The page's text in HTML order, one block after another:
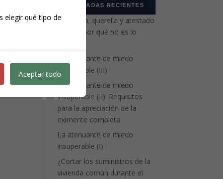
ENTRADAS RECIENTES
Denuncia, querella y atestado
policial: por qué no es lo
La atenuante de miedo
insuperable (III)
La atenuante de miedo
insuperable (II): Requisitos
para la apreciación de la
eximente completa
La atenuante de miedo
insuperable (I)
¿Cortar los suministros de la
vivienda común durante el
elegir qué tipo de
Aceptar todo